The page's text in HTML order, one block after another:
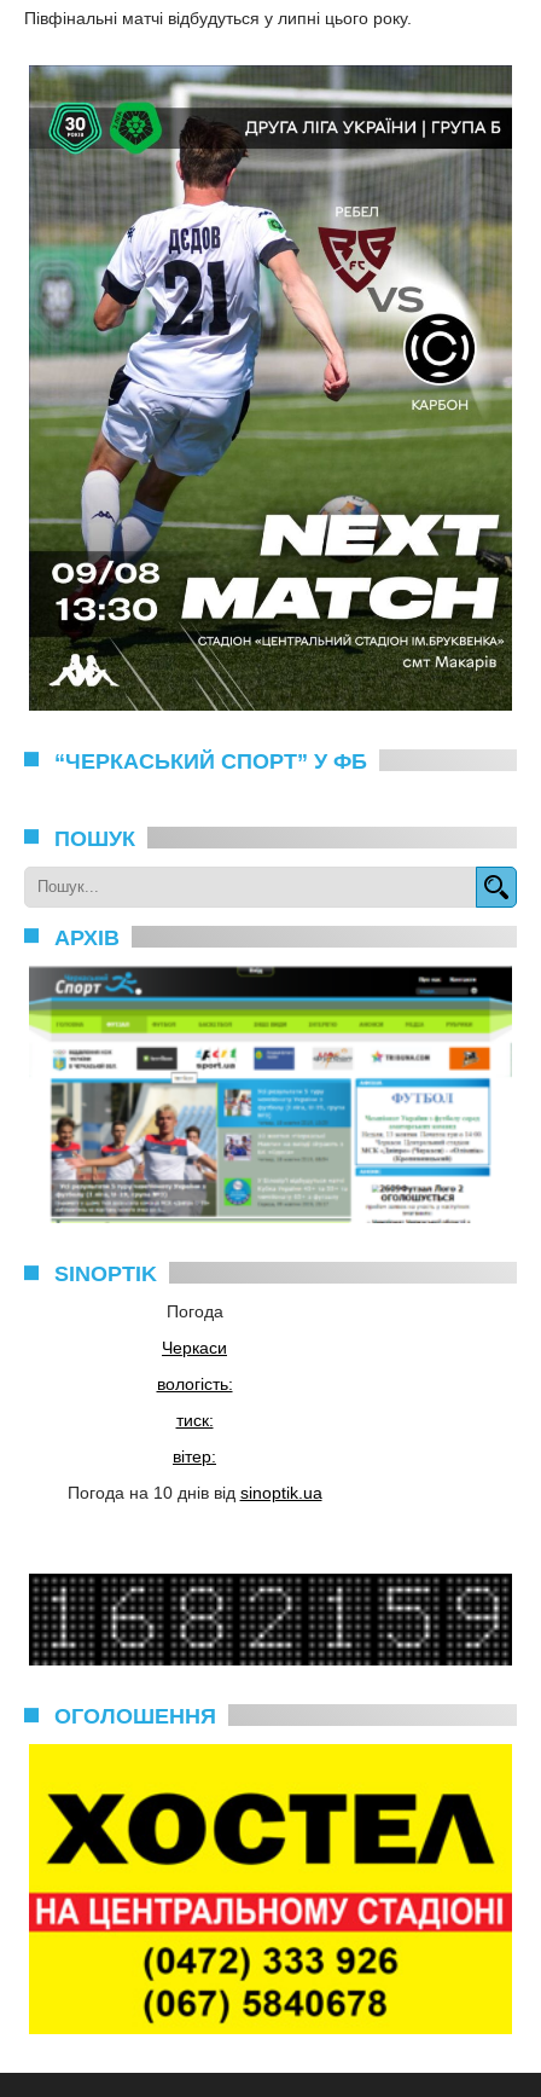
Півфінальні матчі відбудуться у липні цього року.
“ЧЕРКАСЬКИЙ СПОРТ” У ФБ
ПОШУК
АРХІВ
SINOPTIK
Погода
Черкаси
вологість:
тиск:
вітер:
Погода на 10 днів від sinoptik.ua
ОГОЛОШЕННЯ